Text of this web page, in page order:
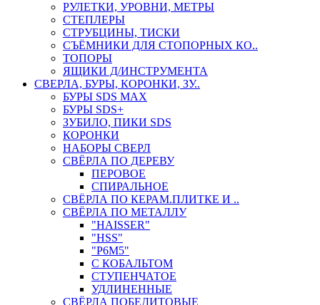
РУЛЕТКИ, УРОВНИ, МЕТРЫ
СТЕПЛЕРЫ
СТРУБЦИНЫ, ТИСКИ
СЪЁМНИКИ ДЛЯ СТОПОРНЫХ КО..
ТОПОРЫ
ЯЩИКИ Д/ИНСТРУМЕНТА
СВЕРЛА, БУРЫ, КОРОНКИ, ЗУ..
БУРЫ SDS MAX
БУРЫ SDS+
ЗУБИЛО, ПИКИ SDS
КОРОНКИ
НАБОРЫ СВЕРЛ
СВЁРЛА ПО ДЕРЕВУ
ПЕРОВОЕ
СПИРАЛЬНОЕ
СВЁРЛА ПО КЕРАМ.ПЛИТКЕ И ..
СВЁРЛА ПО МЕТАЛЛУ
"HAISSER"
"HSS"
"Р6М5"
С КОБАЛЬТОМ
СТУПЕНЧАТОЕ
УДЛИНЕННЫЕ
СВЁРЛА ПОБЕДИТОВЫЕ